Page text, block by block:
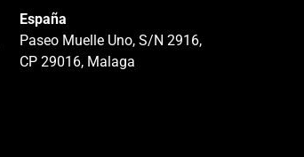
España
Paseo Muelle Uno, S/N 2916,
CP 29016, Malaga